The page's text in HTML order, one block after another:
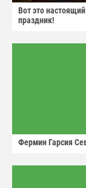
Вот это настоящий
праздник!
Фермин Гарсия